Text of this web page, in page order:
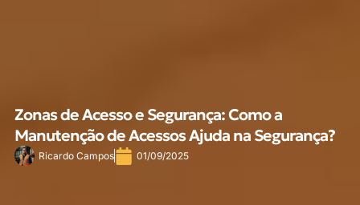
Zonas de Acesso e Segurança: Como a
Manutenção de Acessos Ajuda na Segurança?
Ricardo Campos 01/09/2025